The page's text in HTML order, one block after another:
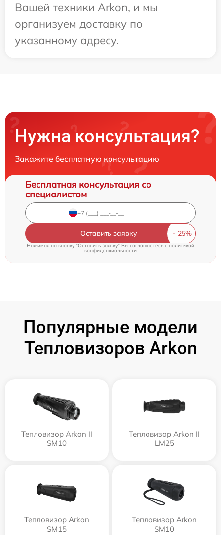
Вашей техники Arkon, и мы
организуем доставку по
указанному адресу.
Нужна консультация?
Закажите бесплатную консультацию
Бесплатная консультация со
специалистом
Оставить заявку
Нажимая на кнопку "Оставить заявку" Вы соглашаетесь c политикой
конфиденциальности
Популярные модели
Тепловизоров Arkon
Тепловизор Arkon II
SM10
Тепловизор Arkon II
LM25
Тепловизор Arkon
SM15
Тепловизор Arkon
SM10